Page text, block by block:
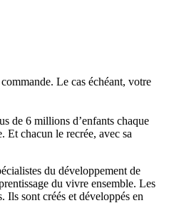
Le cas échéant, votre
de 6 millions d’enfants chaque
Et chacun le recrée, avec sa
du développement de
du vivre ensemble. Les
Ils sont créés et développés en